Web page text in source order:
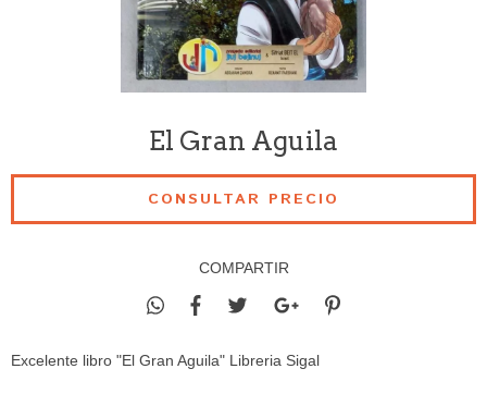
El Gran Aguila
COMPARTIR
Excelente libro "El Gran Aguila" Libreria Sigal